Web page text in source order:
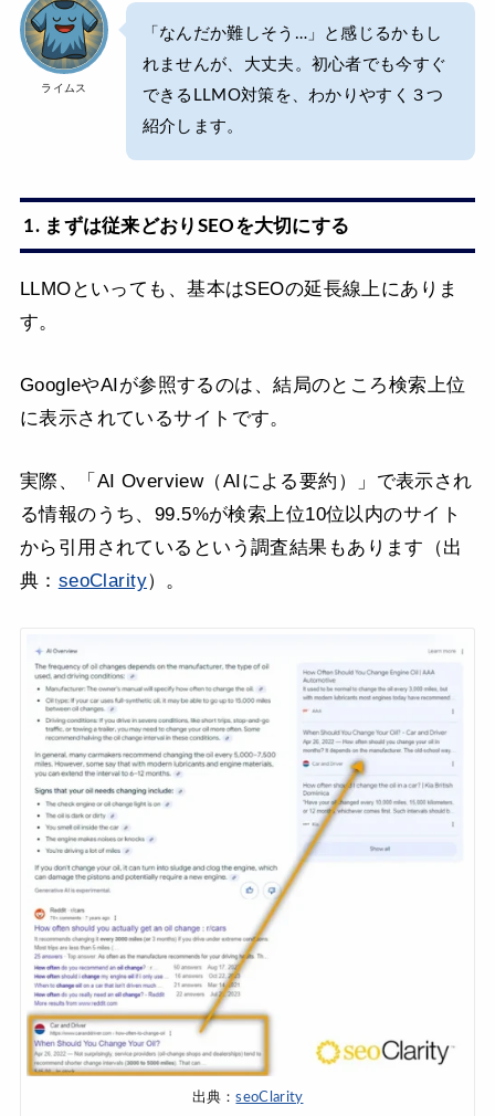
ライムス
「なんだか難しそう…」と感じるかもし
れませんが、大丈夫。初心者でも今すぐ
できるLLMO対策を、わかりやすく３つ
紹介します。
1. まずは従来どおりSEOを大切にする
LLMOといっても、基本はSEOの延長線上にありま
す。
GoogleやAIが参照するのは、結局のところ検索上位
に表示されているサイトです。
実際、「AI Overview（AIによる要約）」で表示され
る情報のうち、99.5%が検索上位10位以内のサイト
から引用されているという調査結果もあります（出
典： seoClarity）。
出典：seoClarity